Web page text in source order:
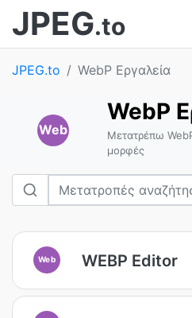
JPEG.to
JPEG.to WebP Εργαλεία
Web
WebP
Μετατρέπω
μορφές
Web WEBP Editor